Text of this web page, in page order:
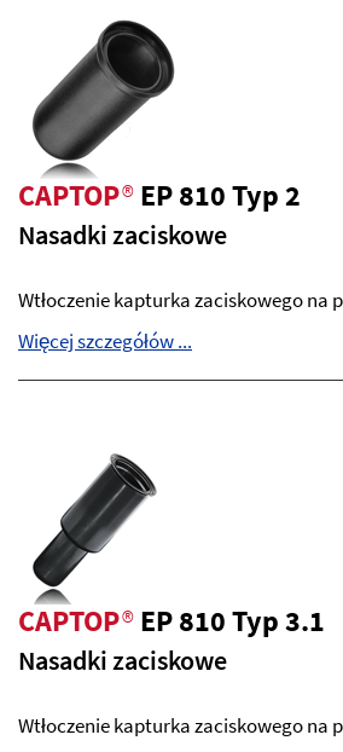
CAPTOP®EP 810 Typ 2
Nasadki zaciskowe
Wtłoczenie kapturka zaciskowego na
Więcej szczegółów ...
CAPTOP®EP 810 Typ 3.1
Nasadki zaciskowe
Wtłoczenie kapturka zaciskowego na